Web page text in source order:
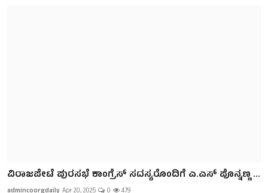
ವಿರಾಜಪೇಟೆ ಪುರಸಭೆ ಕಾಂಗ್ರೆಸ್ ಸದಸ್ಯರೊಂದಿಗೆ ಎ.ಎಸ್ ಪೊನ್ನಣ್ಣ ...